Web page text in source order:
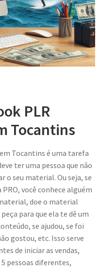
PLR
Tocantins
Tocantins é uma tarefa
ter uma pessoa que não
o seu material. Ou seja, se
você conhece alguém
doe o material
para que ela te dê um
se ajudou, se foi
gostou, etc. Isso serve
de iniciar as vendas,
pessoas diferentes,